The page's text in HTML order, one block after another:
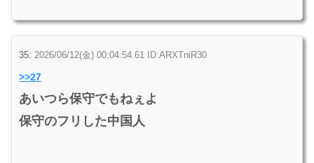
35: 2026/06/12(金) 00:04:54.61 ID:ARXTniR30
>>27
あいつら保守でもねぇよ
保守のフリした中国人